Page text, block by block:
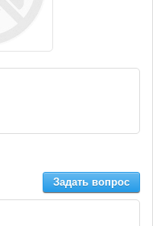
Задать вопрос